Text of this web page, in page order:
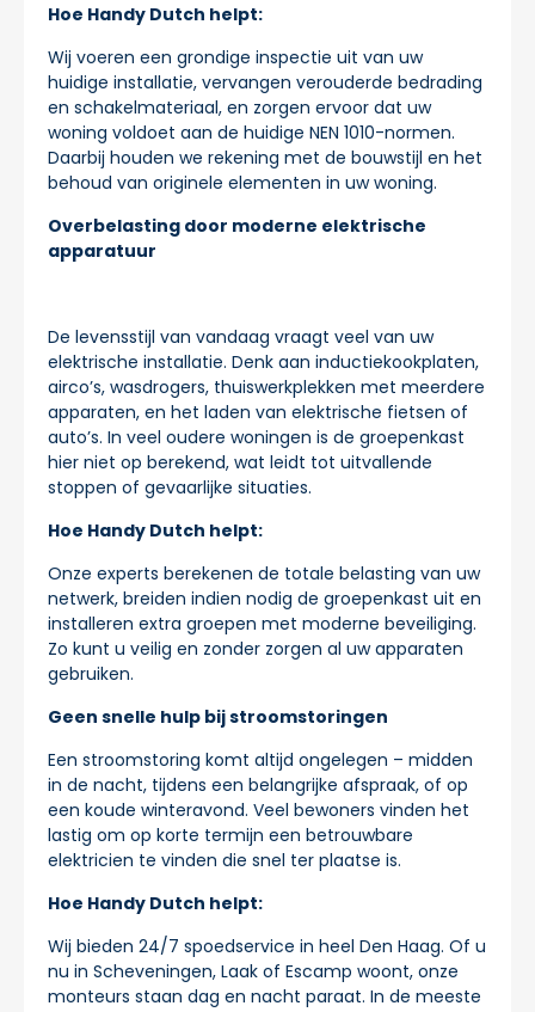
Hoe Handy Dutch helpt:
Wij voeren een grondige inspectie uit van uw
huidige installatie, vervangen verouderde bedrading
en schakelmateriaal, en zorgen ervoor dat uw
woning voldoet aan de huidige NEN 1010-normen.
Daarbij houden we rekening met de bouwstijl en het
behoud van originele elementen in uw woning.
Overbelasting door moderne elektrische
apparatuur
De levensstijl van vandaag vraagt veel van uw
elektrische installatie. Denk aan inductiekookplaten,
airco’s, wasdrogers, thuiswerkplekken met meerdere
apparaten, en het laden van elektrische fietsen of
auto’s. In veel oudere woningen is de groepenkast
hier niet op berekend, wat leidt tot uitvallende
stoppen of gevaarlijke situaties.
Hoe Handy Dutch helpt:
Onze experts berekenen de totale belasting van uw
netwerk, breiden indien nodig de groepenkast uit en
installeren extra groepen met moderne beveiliging.
Zo kunt u veilig en zonder zorgen al uw apparaten
gebruiken.
Geen snelle hulp bij stroomstoringen
Een stroomstoring komt altijd ongelegen – midden
in de nacht, tijdens een belangrijke afspraak, of op
een koude winteravond. Veel bewoners vinden het
lastig om op korte termijn een betrouwbare
elektricien te vinden die snel ter plaatse is.
Hoe Handy Dutch helpt:
Wij bieden 24/7 spoedservice in heel Den Haag. Of u
nu in Scheveningen, Laak of Escamp woont, onze
monteurs staan dag en nacht paraat. In de meeste